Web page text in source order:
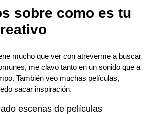
sobre como es tu
mucho que ver con atreverme a buscar
me clavo tanto en un sonido que a
También veo muchas películas,
sacar inspiración.
escenas de películas